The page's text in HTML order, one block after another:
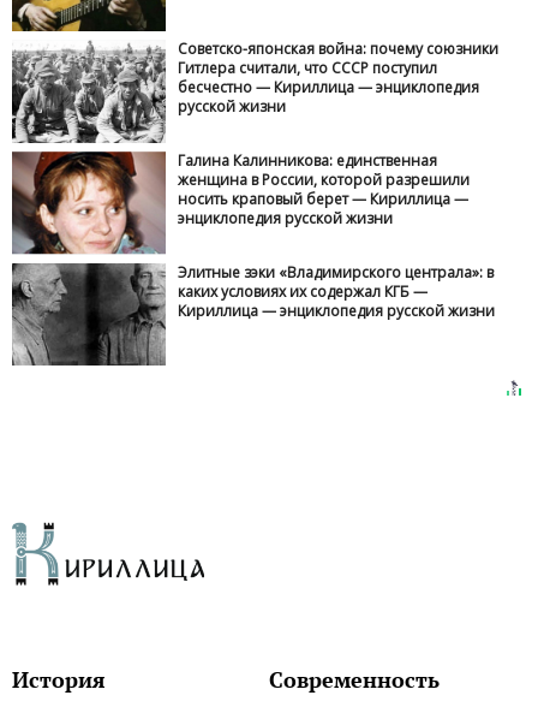
Советско-японская война: почему союзники
Гитлера считали, что СССР поступил
бесчестно — Кириллица — энциклопедия
русской жизни
Галина Калинникова: единственная
женщина в России, которой разрешили
носить краповый берет — Кириллица —
энциклопедия русской жизни
Элитные зэки «Владимирского централа»: в
каких условиях их содержал КГБ —
Кириллица — энциклопедия русской жизни
История Современность